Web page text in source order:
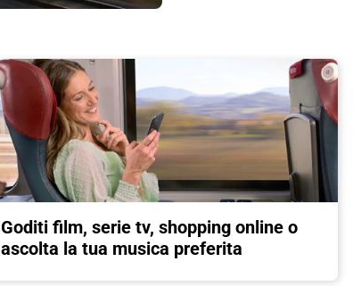
Goditi film, serie tv, shopping online o
ascolta la tua musica preferita